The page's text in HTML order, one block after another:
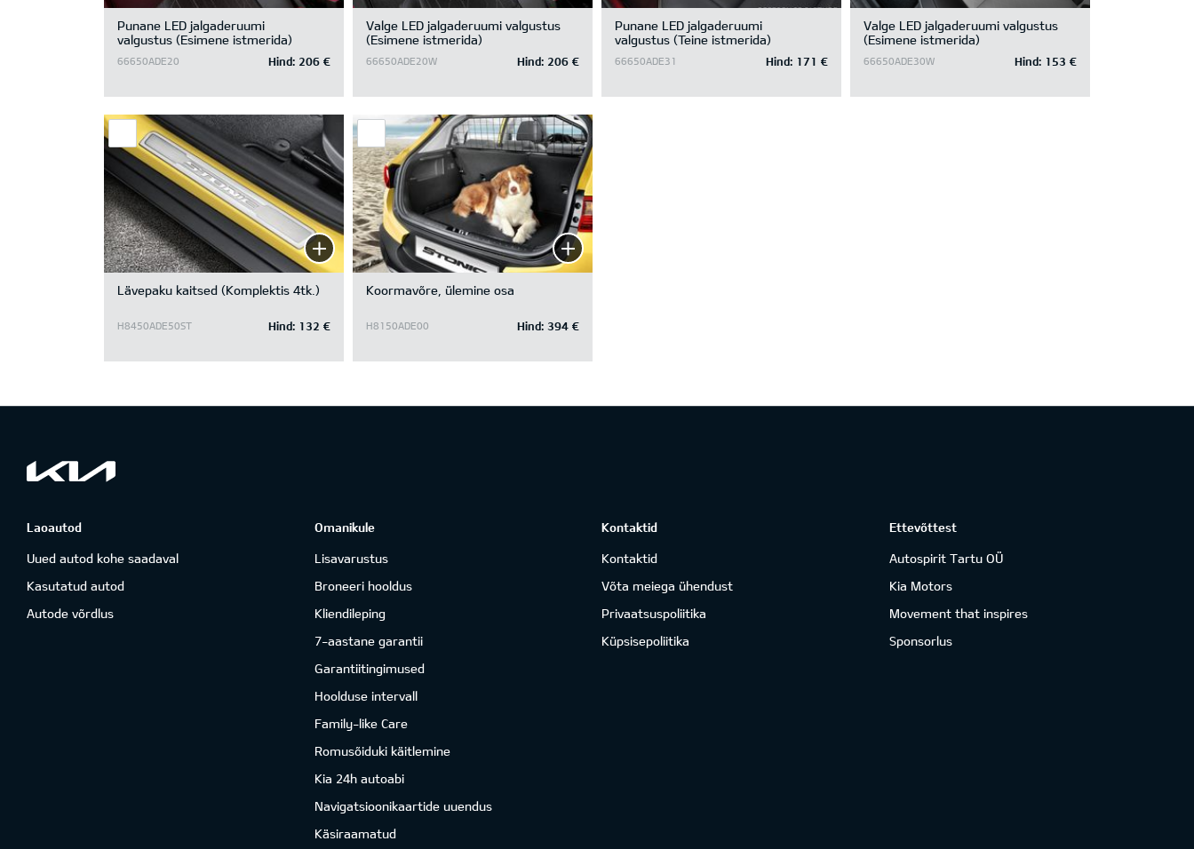
Punane LED jalgaderuumi
valgustus (Esimene istmerida)
66650ADE20 Hind: 206 €
Valge LED jalgaderuumi valgustus
(Esimene istmerida)
66650ADE20W Hind: 206 €
Punane LED jalgaderuumi
valgustus (Teine istmerida)
66650ADE31 Hind: 171 €
Valge LED jalgaderuumi valgustus
(Esimene istmerida)
66650ADE30W Hind: 153 €
Lävepaku kaitsed (Komplektis 4tk.)
H8450ADE50ST Hind: 132 €
Koormavõre, ülemine osa
H8150ADE00 Hind: 394 €
Laoautod
Uued autod kohe saadaval
Kasutatud autod
Autode võrdlus
Omanikule
Lisavarustus
Broneeri hooldus
Kliendileping
7-aastane garantii
Garantiitingimused
Hoolduse intervall
Family-like Care
Romusõiduki käitlemine
Kia 24h autoabi
Navigatsioonikaartide uuendus
Käsiraamatud
Kontaktid
Kontaktid
Võta meiega ühendust
Privaatsuspoliitika
Küpsisepoliitika
Ettevõttest
Autospirit Tartu OÜ
Kia Motors
Movement that inspires
Sponsorlus